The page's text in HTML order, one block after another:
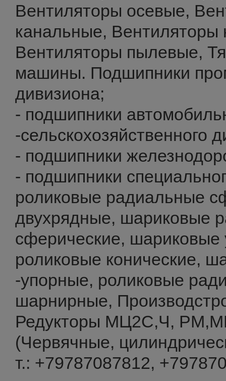
Вентиляторы осевые,
канальные,
Вентиляторы пылевые,
машины. Подшипники
дивизиона;
- подшипники
-сельскохозяйственного
- подшипники
- подшипники
роликовые радиальные
двухрядные, шариковые
сферические,
роликовые конические,
-упорные, роликовые
шарнирные,
Редукторы МЦ2С,Ч,
(Червячные,
т.: +79787087812,